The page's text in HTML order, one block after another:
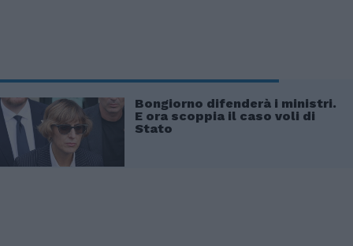
Bongiorno difenderà i ministri.
E ora scoppia il caso voli di
Stato